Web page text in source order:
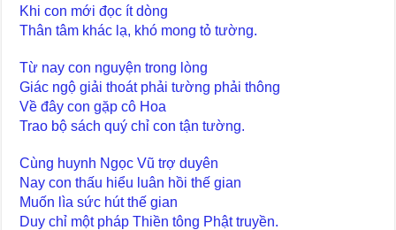
Khi con mới đọc ít dòng
Thân tâm khác lạ, khó mong tỏ tường.
Từ nay con nguyện trong lòng
Giác ngộ giải thoát phải tường phải thông
Về đây con gặp cô Hoa
Trao bộ sách quý chỉ con tận tường.
Cùng huynh Ngọc Vũ trợ duyên
Nay con thấu hiểu luân hồi thế gian
Muốn lìa sức hút thế gian
Duy chỉ một pháp Thiền tông Phật truyền.